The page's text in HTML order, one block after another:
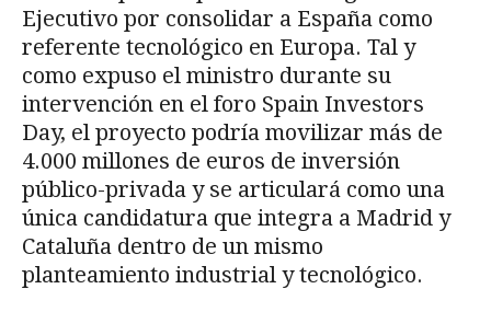
Ejecutivo por consolidar a España como
referente tecnológico en Europa. Tal y
como expuso el ministro durante su
intervención en el foro Spain Investors
Day, el proyecto podría movilizar más de
4.000 millones de euros de inversión
público-privada y se articulará como una
única candidatura que integra a Madrid y
Cataluña dentro de un mismo
planteamiento industrial y tecnológico.